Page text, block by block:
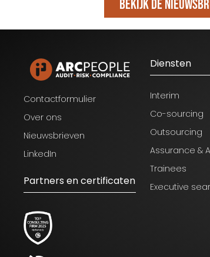
Bekijk de
Contactformulier
Over ons
Nieuwsbrieven
LinkedIn
Partners en certificaten
Diensten
Interim
Co-sourcing
Outsourcing
Assurance &
Trainees
Executive
Blijf op de hoogte van het laatste
nieuws op het gebied van Audit,
Ik ga akkoord met de
voorwaarden zoals genoemd
in het